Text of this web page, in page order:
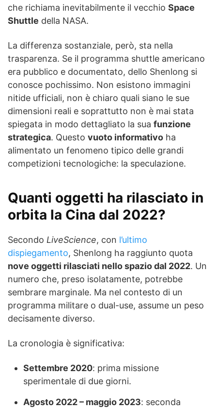
che richiama inevitabilmente il vecchio Space
Shuttle della NASA.
La differenza sostanziale, però, sta nella
trasparenza. Se il programma shuttle americano
era pubblico e documentato, dello Shenlong si
conosce pochissimo. Non esistono immagini
nitide ufficiali, non è chiaro quali siano le sue
dimensioni reali e soprattutto non è mai stata
spiegata in modo dettagliato la sua funzione
strategica. Questo vuoto informativo ha
alimentato un fenomeno tipico delle grandi
competizioni tecnologiche: la speculazione.
Quanti oggetti ha rilasciato in
orbita la Cina dal 2022?
Secondo LiveScience, con l’ultimo
dispiegamento, Shenlong ha raggiunto quota
nove oggetti rilasciati nello spazio dal 2022. Un
numero che, preso isolatamente, potrebbe
sembrare marginale. Ma nel contesto di un
programma militare o dual-use, assume un peso
decisamente diverso.
La cronologia è significativa:
Settembre 2020: prima missione
sperimentale di due giorni.
Agosto 2022 – maggio 2023: seconda